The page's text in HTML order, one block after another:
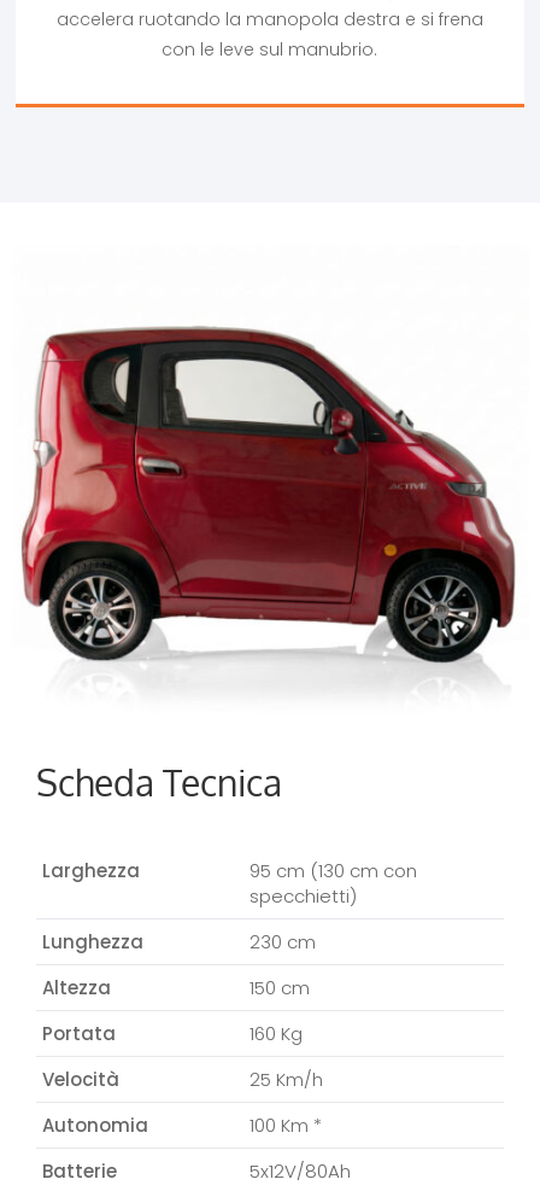
accelera ruotando la manopola destra e si frena
con le leve sul manubrio.
Scheda Tecnica
Larghezza
95 cm (130 cm con
specchietti)
Lunghezza
230 cm
Altezza
150 cm
Portata
160 Kg
Velocità
25 Km/h
Autonomia
100 Km *
Batterie
5x12V/80Ah